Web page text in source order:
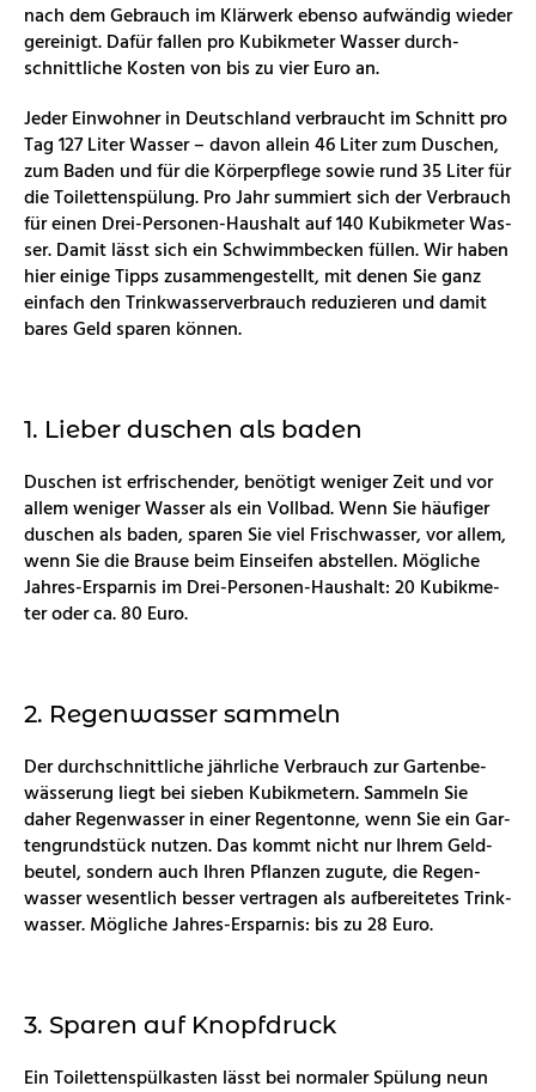
nach dem Ge­brauch im Klär­werk eben­so auf­wän­dig wie­der
ge­rei­nigt. Dafür fal­len pro Ku­bik­me­ter Was­ser durch­
schnitt­li­che Kos­ten von bis zu vier Euro an.
Jeder Ein­woh­ner in Deutsch­land ver­braucht im Schnitt pro
Tag 127 Liter Was­ser – davon al­lein 46 Liter zum Du­schen,
zum Baden und für die Kör­per­pfle­ge sowie rund 35 Liter für
die Toi­let­ten­spü­lung. Pro Jahr sum­miert sich der Ver­brauch
für einen Drei-Per­so­nen-Haus­halt auf 140 Ku­bik­me­ter Was­
ser. Damit lässt sich ein Schwimm­be­cken fül­len. Wir haben
hier ei­ni­ge Tipps zu­sam­men­ge­stellt, mit denen Sie ganz
ein­fach den Trink­was­ser­ver­brauch re­du­zie­ren und damit
bares Geld spa­ren kön­nen.
1. Lie­ber du­schen als baden
Du­schen ist er­fri­schen­der, be­nö­tigt we­ni­ger Zeit und vor
allem we­ni­ger Was­ser als ein Voll­bad. Wenn Sie häu­fi­ger
du­schen als baden, spa­ren Sie viel Frisch­was­ser, vor allem,
wenn Sie die Brau­se beim Ein­sei­fen ab­stel­len. Mög­li­che
Jah­res-Er­spar­nis im Drei-Per­so­nen-Haus­halt: 20 Ku­bik­me­
ter oder ca. 80 Euro.
2. Re­gen­was­ser sam­meln
Der durch­schnitt­li­che jähr­li­che Ver­brauch zur Gar­ten­be­
wäs­se­rung liegt bei sie­ben Ku­bik­me­tern. Sam­meln Sie
daher Re­gen­was­ser in einer Re­gen­ton­ne, wenn Sie ein Gar­
ten­grund­stück nut­zen. Das kommt nicht nur Ihrem Geld­
beu­tel, son­dern auch Ihren Pflan­zen zu­gu­te, die Re­gen­
was­ser we­sent­lich bes­ser ver­tra­gen als auf­be­rei­te­tes Trink­
was­ser. Mög­li­che Jah­res-Er­spar­nis: bis zu 28 Euro.
3. Spa­ren auf Knopf­druck
Ein Toi­let­ten­spül­kas­ten lässt bei nor­ma­ler Spü­lung neun